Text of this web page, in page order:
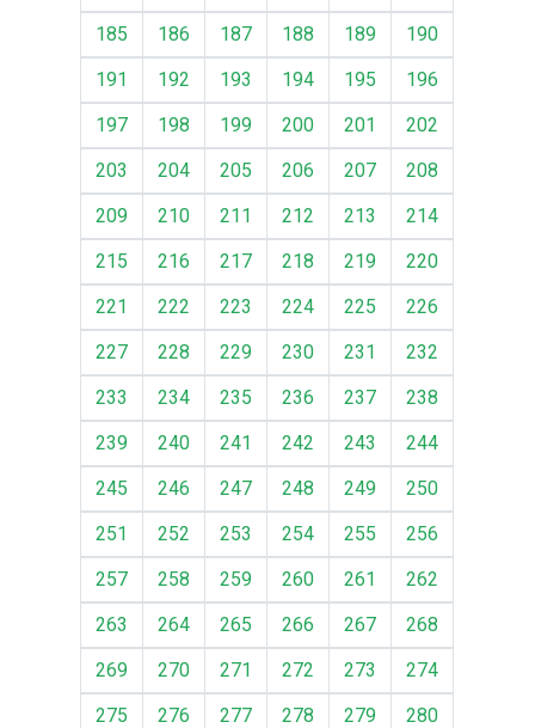
185
186 187 188 189
190
191
192 193 194 195
196
197
198 199 200 201
202
203
204 205 206 207
208
209
210 211 212 213
214
215
216 217 218 219
220
221
222 223 224 225
226
227
228 229 230 231
232
233
234 235 236 237
238
239
240 241 242 243
244
245
246 247 248 249
250
251
252 253 254 255
256
257
258 259 260 261
262
263
264 265 266 267
268
269
270 271 272 273
274
275
276 277 278 279
280